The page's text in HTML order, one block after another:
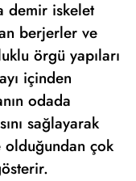
demir iskelet
berjerler ve
örgü yapıları
içinden
odada
sağlayarak
olduğundan çok